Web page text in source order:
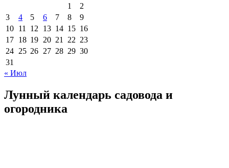
1
2
3
4 5 6 7 8
9
10 11 12 13 14 15 16
17 18 19 20 21 22 23
24 25 26 27 28 29 30
31
« Июл
Лунный календарь садовода и
огородника